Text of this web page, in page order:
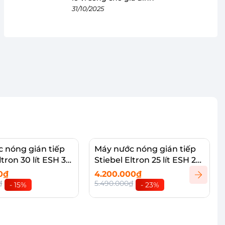
31/10/2025
nóng gián tiếp
30 lít ESH 30
- 15%
Máy nước nóng gián tiếp
Stiebel Eltron 25 lít ESH 25
H Plus T
4.200.000₫
5.490.000₫ - 23%